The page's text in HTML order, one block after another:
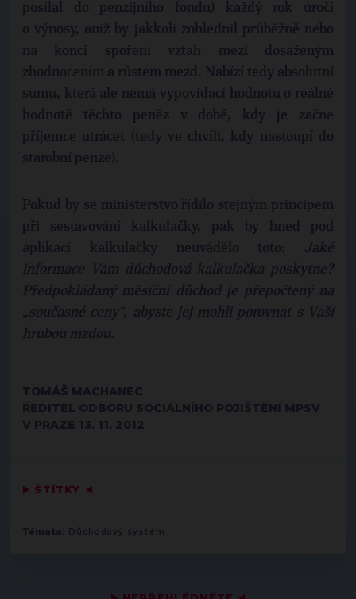
posílal do penzijního fondu) každý rok úročí
o výnosy, aniž by jakkoli zohlednil průběžně nebo
na konci spoření vztah mezi dosaženým
zhodnocením a růstem mezd. Nabízí tedy absolutní
sumu, která ale nemá vypovídací hodnotu o reálné
hodnotě těchto peněz v době, kdy je začne
příjemce utrácet (tedy ve chvíli, kdy nastoupí do
starobní penze).
Pokud by se ministerstvo řídilo stejným principem
při sestavování kalkulačky, pak by hned pod
aplikací kalkulačky neuvádělo toto: Jaké
informace Vám důchodová kalkulačka poskytne?
Předpokládaný měsíční důchod je přepočtený na
„současné ceny“, abyste jej mohli porovnat s Vaší
hrubou mzdou.
TOMÁŠ MACHANEC
ŘEDITEL ODBORU SOCIÁLNÍHO POJIŠTĚNÍ MPSV
V PRAZE 13. 11. 2012
▶ ŠTÍTKY ◀
Témata: Důchodový systém